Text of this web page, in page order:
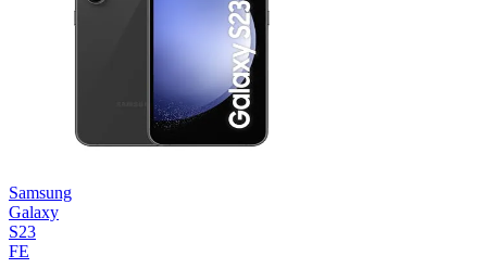
Samsung
Galaxy
S23
FE